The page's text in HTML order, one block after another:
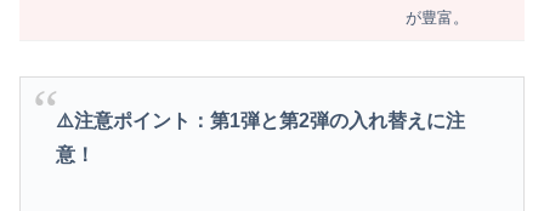
が豊富。
⚠️注意ポイント：第1弾と第2弾の入れ替えに注
意！